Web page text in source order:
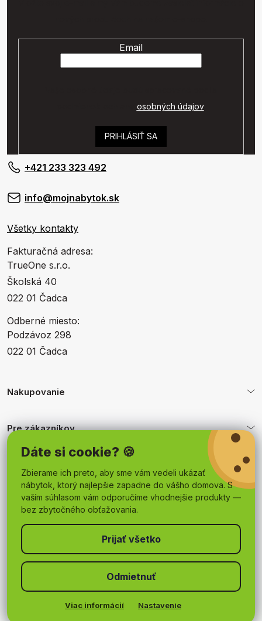
Dáte si cookie? 🍪
Zbierame ich preto, aby sme vám vedeli ukázať
nábytok, ktorý najlepšie zapadne do vášho domova. S
vaším súhlasom vám odporučíme vhodnejšie produkty —
bez zbytočného obťažovania.
Viac informácií Nastavenie
Odmietnuť
Email
osobných údajov.
PRIHLÁSIŤ SA
+421 233 323 492
info@mojnabytok.sk
Všetky kontakty
Fakturačná adresa:
TrueOne s.r.o.
Školská 40
022 01 Čadca
Odberné miesto:
Podzávoz 298
022 01 Čadca
Nakupovanie
Pre zákazníkov
Vytvoril Shoptet
mojnabytok.sk. Všetky práva vyhradené.
Upraviť nastavenie cookies